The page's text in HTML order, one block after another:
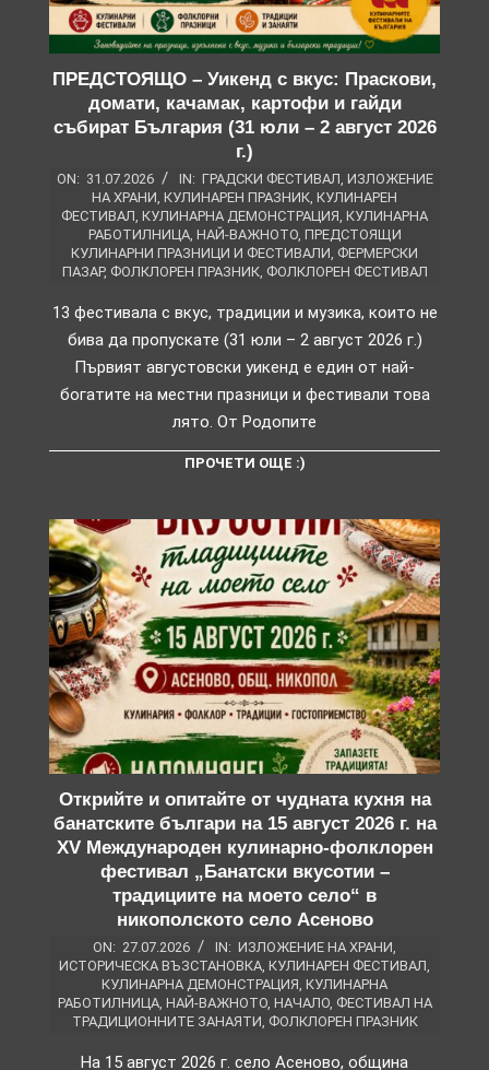
ПРЕДСТОЯЩО – Уикенд с вкус: Праскови,
домати, качамак, картофи и гайди
събират България (31 юли – 2 август 2026
г.)
ON: 31.07.2026 IN: ГРАДСКИ ФЕСТИВАЛ ИЗЛОЖЕНИЕ
НА ХРАНИ КУЛИНАРЕН ПРАЗНИК КУЛИНАРЕН
ФЕСТИВАЛ КУЛИНАРНА ДЕМОНСТРАЦИЯ КУЛИНАРНА
РАБОТИЛНИЦА, НАЙ-ВАЖНОТО, ПРЕДСТОЯЩИ
КУЛИНАРНИ ПРАЗНИЦИ И ФЕСТИВАЛИ ФЕРМЕРСКИ
ПАЗАР, ФОЛКЛОРЕН ПРАЗНИК, ФОЛКЛОРЕН ФЕСТИВАЛ
13 фестивала с вкус, традиции и музика, които не
бива да пропускате (31 юли – 2 август 2026 г.)
Първият августовски уикенд е един от най-
богатите на местни празници и фестивали това
лято. От Родопите
ПРОЧЕТИ ОЩЕ :)
Открийте и опитайте от чудната кухня на
банатските българи на 15 август 2026 г. на
XV Международен кулинарно-фолклорен
фестивал „Банатски вкусотии –
традициите на моето село“ в
никополското село Асеново
ON: 27.07.2026 IN: ИЗЛОЖЕНИЕ НА ХРАНИ,
ИСТОРИЧЕСКА ВЪЗСТАНОВКА, КУЛИНАРЕН ФЕСТИВАЛ,
КУЛИНАРНА ДЕМОНСТРАЦИЯ, КУЛИНАРНА
РАБОТИЛНИЦА, НАЙ-ВАЖНОТО, НАЧАЛО, ФЕСТИВАЛ НА
ТРАДИЦИОННИТЕ ЗАНАЯТИ, ФОЛКЛОРЕН ПРАЗНИК
На 15 август 2026 г. село Асеново, община